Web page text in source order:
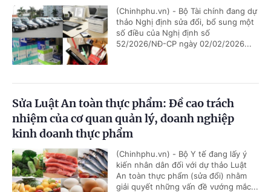
(Chinhphu.vn) - Bộ Tài chính đang dự
thảo Nghị định sửa đổi, bổ sung một
số điều của Nghị định số
52/2026/NĐ-CP ngày 02/02/2026...
Sửa Luật An toàn thực phẩm: Đề cao trách
nhiệm của cơ quan quản lý, doanh nghiệp
kinh doanh thực phẩm
(Chinhphu.vn) - Bộ Y tế đang lấy ý
kiến nhân dân đối với dự thảo Luật
An toàn thực phẩm (sửa đổi) nhằm
giải quyết những vấn đề vướng mắc...